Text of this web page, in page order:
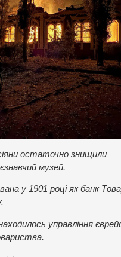
остаточно знищили
музей.
у 1901 році як банк
управління